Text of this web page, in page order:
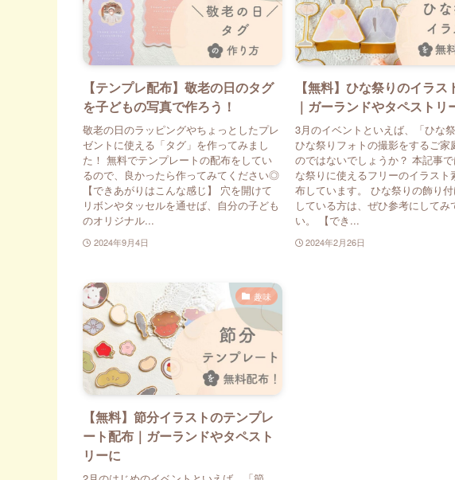
【テンプレ配布】敬老の日のタグ
を子どもの写真で作ろう！
敬老の日のラッピングやちょっとしたプレ
ゼントに使える「タグ」を作ってみまし
た！ 無料でテンプレートの配布をしてい
るので、良かったら作ってみてください◎
【できあがりはこんな感じ】 穴を開けて
リボンやタッセルを通せば、自分の子ども
のオリジナル...
2024年9月4日
【無料】ひな祭りのイラス
｜ガーランドやタペストリ
3月のイベントといえば、「ひな祭
ひな祭りフォトの撮影をするご家
のではないでしょうか？ 本記事
な祭りに使えるフリーのイラスト
布しています。 ひな祭りの飾り
している方は、ぜひ参考にしてみ
い。 【でき...
2024年2月26日
趣味
【無料】節分イラストのテンプレ
ート配布｜ガーランドやタペスト
リーに